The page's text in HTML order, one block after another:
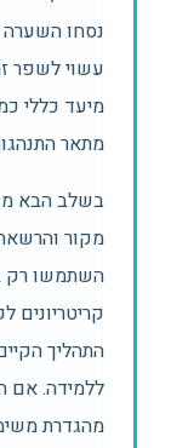
עשוי לשפר
מתאר
בשלב הבא
מקור
השתמשו רק
קריטריונים
התהליך
ללמידה. אם
מהגדרת